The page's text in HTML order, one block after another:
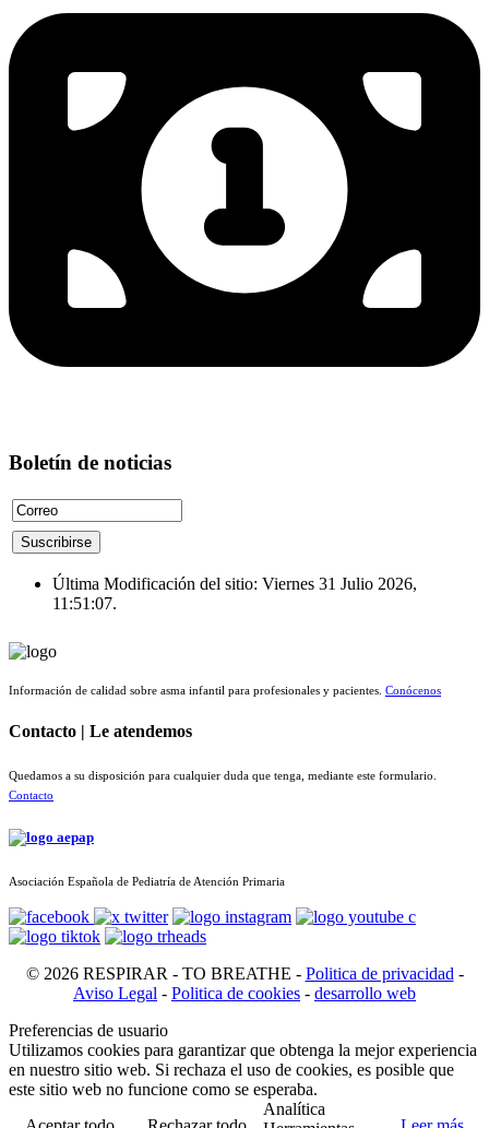
Boletín de noticias
Última Modificación del sitio: Viernes 31 Julio 2026,
11:51:07.
Información de calidad sobre asma infantil para profesionales y pacientes. Conócenos
Contacto | Le atendemos
Quedamos a su disposición para cualquier duda que tenga, mediante este formulario.
Contacto
Asociación Española de Pediatría de Atención Primaria
© 2026 RESPIRAR - TO BREATHE - Politica de privacidad -
Aviso Legal - Politica de cookies - desarrollo web
Preferencias de usuario
Utilizamos cookies para garantizar que obtenga la mejor experiencia
en nuestro sitio web. Si rechaza el uso de cookies, es posible que
este sitio web no funcione como se esperaba.
Analítica